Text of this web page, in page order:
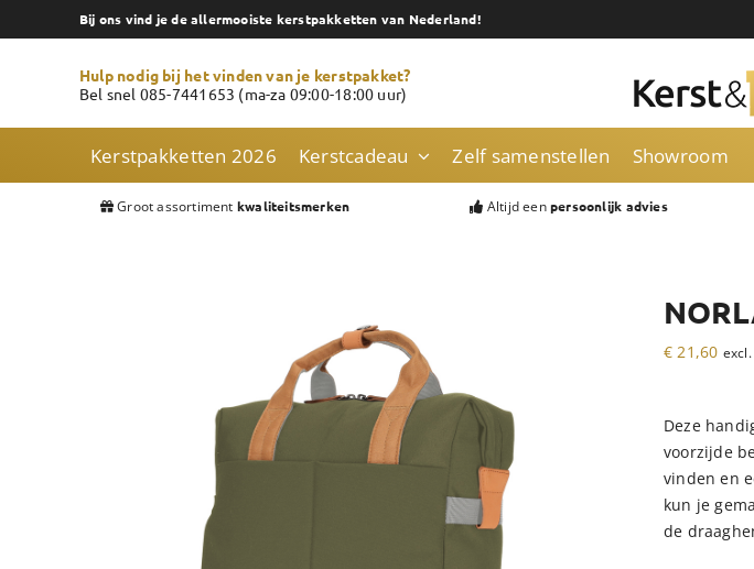
to
Bij ons vind je de allermooiste kerstpakketten van Nederland!
Hulp nodig bij het vinden van je kerstpakket?
Bel snel 085-7441653 (ma-za 09:00-18:00 uur)
Kerstpakketten 2026 Kerstcadeau Zelf samenstellen Showroom
Groot assortiment kwaliteitsmerken Altijd een persoonlijk advies
€ 21,60 excl.
Deze
voorzijde
vinden en
kun je
de